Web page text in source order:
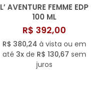
L’ AVENTURE FEMME EDP
100 ML
R$ 392,00
R$ 380,24 à vista ou em
até 3xde R$ 130,67 sem
juros